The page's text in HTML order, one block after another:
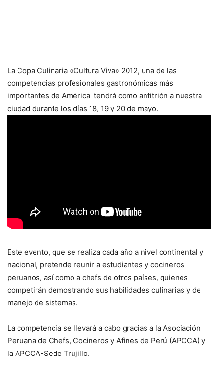
La Copa Culinaria «Cultura Viva» 2012, una de las
competencias profesionales gastronómicas más
importantes de América, tendrá como anfitrión a nuestra
ciudad durante los días 18, 19 y 20 de mayo.
Este evento, que se realiza cada año a nivel continental y
nacional, pretende reunir a estudiantes y cocineros
peruanos, así como a chefs de otros países, quienes
competirán demostrando sus habilidades culinarias y de
manejo de sistemas.
La competencia se llevará a cabo gracias a la Asociación
Peruana de Chefs, Cocineros y Afines de Perú (APCCA) y
la APCCA-Sede Trujillo.